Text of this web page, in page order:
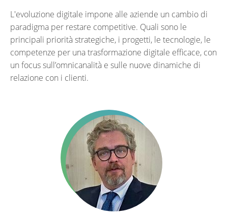
L'evoluzione digitale impone alle aziende un cambio di
paradigma per restare competitive. Quali sono le
principali priorità strategiche, i progetti, le tecnologie, le
competenze per una trasformazione digitale efficace, con
un focus sull’omnicanalità e sulle nuove dinamiche di
relazione con i clienti.